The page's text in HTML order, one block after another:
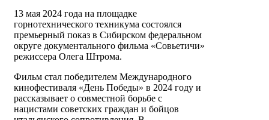
13 мая 2024 года на площадке
горнотехнического техникума состоялся
премьерный показ в Сибирском федеральном
округе документального фильма «Совьетичи»
режиссера Олега Штрома.
Фильм стал победителем Международного
кинофестиваля «День Победы» в 2024 году и
рассказывает о совместной борьбе с
нацистами советских граждан и бойцов